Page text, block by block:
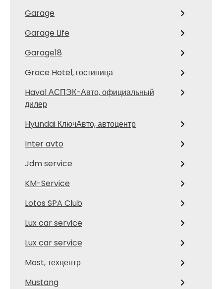
Garage
Garage Life
Garage18
Grace Hotel, гостиница
Haval АСПЭК-Авто, официальный
дилер
Hyundai КлючАвто, автоцентр
Inter avto
Jdm service
KM-Service
Lotos SPA Club
Lux car service
Lux car service
Most, техцентр
Mustang